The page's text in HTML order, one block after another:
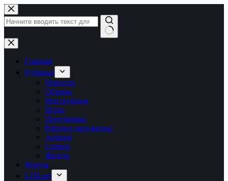
Перейти
к
сути
Ничего
не
найденоГлавная
Рубрики
Новости
Обзоры
Инструкции
Игры
Программы
Рабочее окружение
Android
Сервер
Железо
Форум
LTB.net